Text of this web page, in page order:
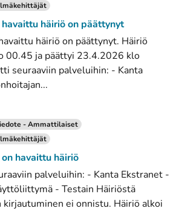
häiriö on päättynyt
häiriö on päättynyt. Häiriö
00.45 ja päättyi 23.4.2026 klo
seuraaviin palveluihin: - Kanta
- Ammattilaiset
havaittu häiriö
palveluihin: - Kanta Ekstranet -
- Testain Häiriöstä
ei onnistu. Häiriö alkoi